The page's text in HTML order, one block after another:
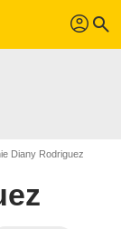
profil search
Diany Rodriguez